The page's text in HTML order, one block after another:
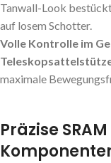
Tanwall-Look
auf losem Schotter.
Volle Kontrolle im
maximale
Präzise